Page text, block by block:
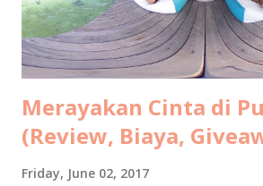
Merayakan Cinta di
(Review, Biaya,
Friday, June 02, 2017